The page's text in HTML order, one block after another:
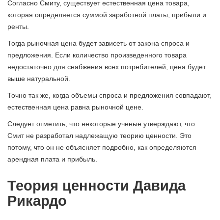
Согласно Смиту, существует естественная цена товара,
которая определяется суммой заработной платы, прибыли и
ренты.
Тогда рыночная цена будет зависеть от закона спроса и
предложения. Если количество произведенного товара
недостаточно для снабжения всех потребителей, цена будет
выше натуральной.
Точно так же, когда объемы спроса и предложения совпадают,
естественная цена равна рыночной цене.
Следует отметить, что некоторые ученые утверждают, что
Смит не разработал надлежащую теорию ценности. Это
потому, что он не объясняет подробно, как определяются
арендная плата и прибыль.
Теория ценности Давида
Рикардо